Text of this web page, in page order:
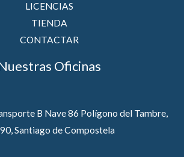
LICENCIAS
TIENDA
CONTACTAR
Oficinas
B Nave 86 Polígono del Tambre,
Santiago de Compostela